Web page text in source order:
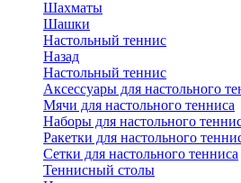
Шахматы
Шашки
Настольный теннис
Назад
Настольный теннис
Аксессуары для настольного
Мячи для настольного тенниса
Наборы для настольного
Ракетки для настольного
Сетки для настольного тенниса
Теннисный столы